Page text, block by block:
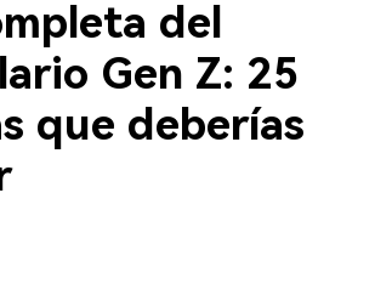
del
Gen Z: 25
que deberías